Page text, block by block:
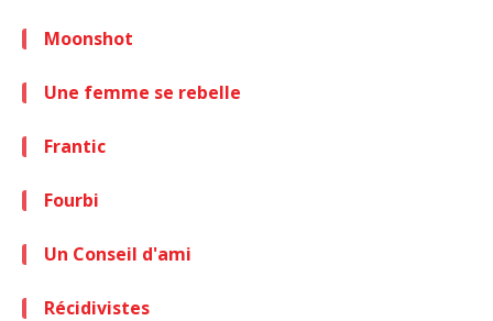
Moonshot
Une femme se rebelle
Frantic
Fourbi
Un Conseil d'ami
Récidivistes